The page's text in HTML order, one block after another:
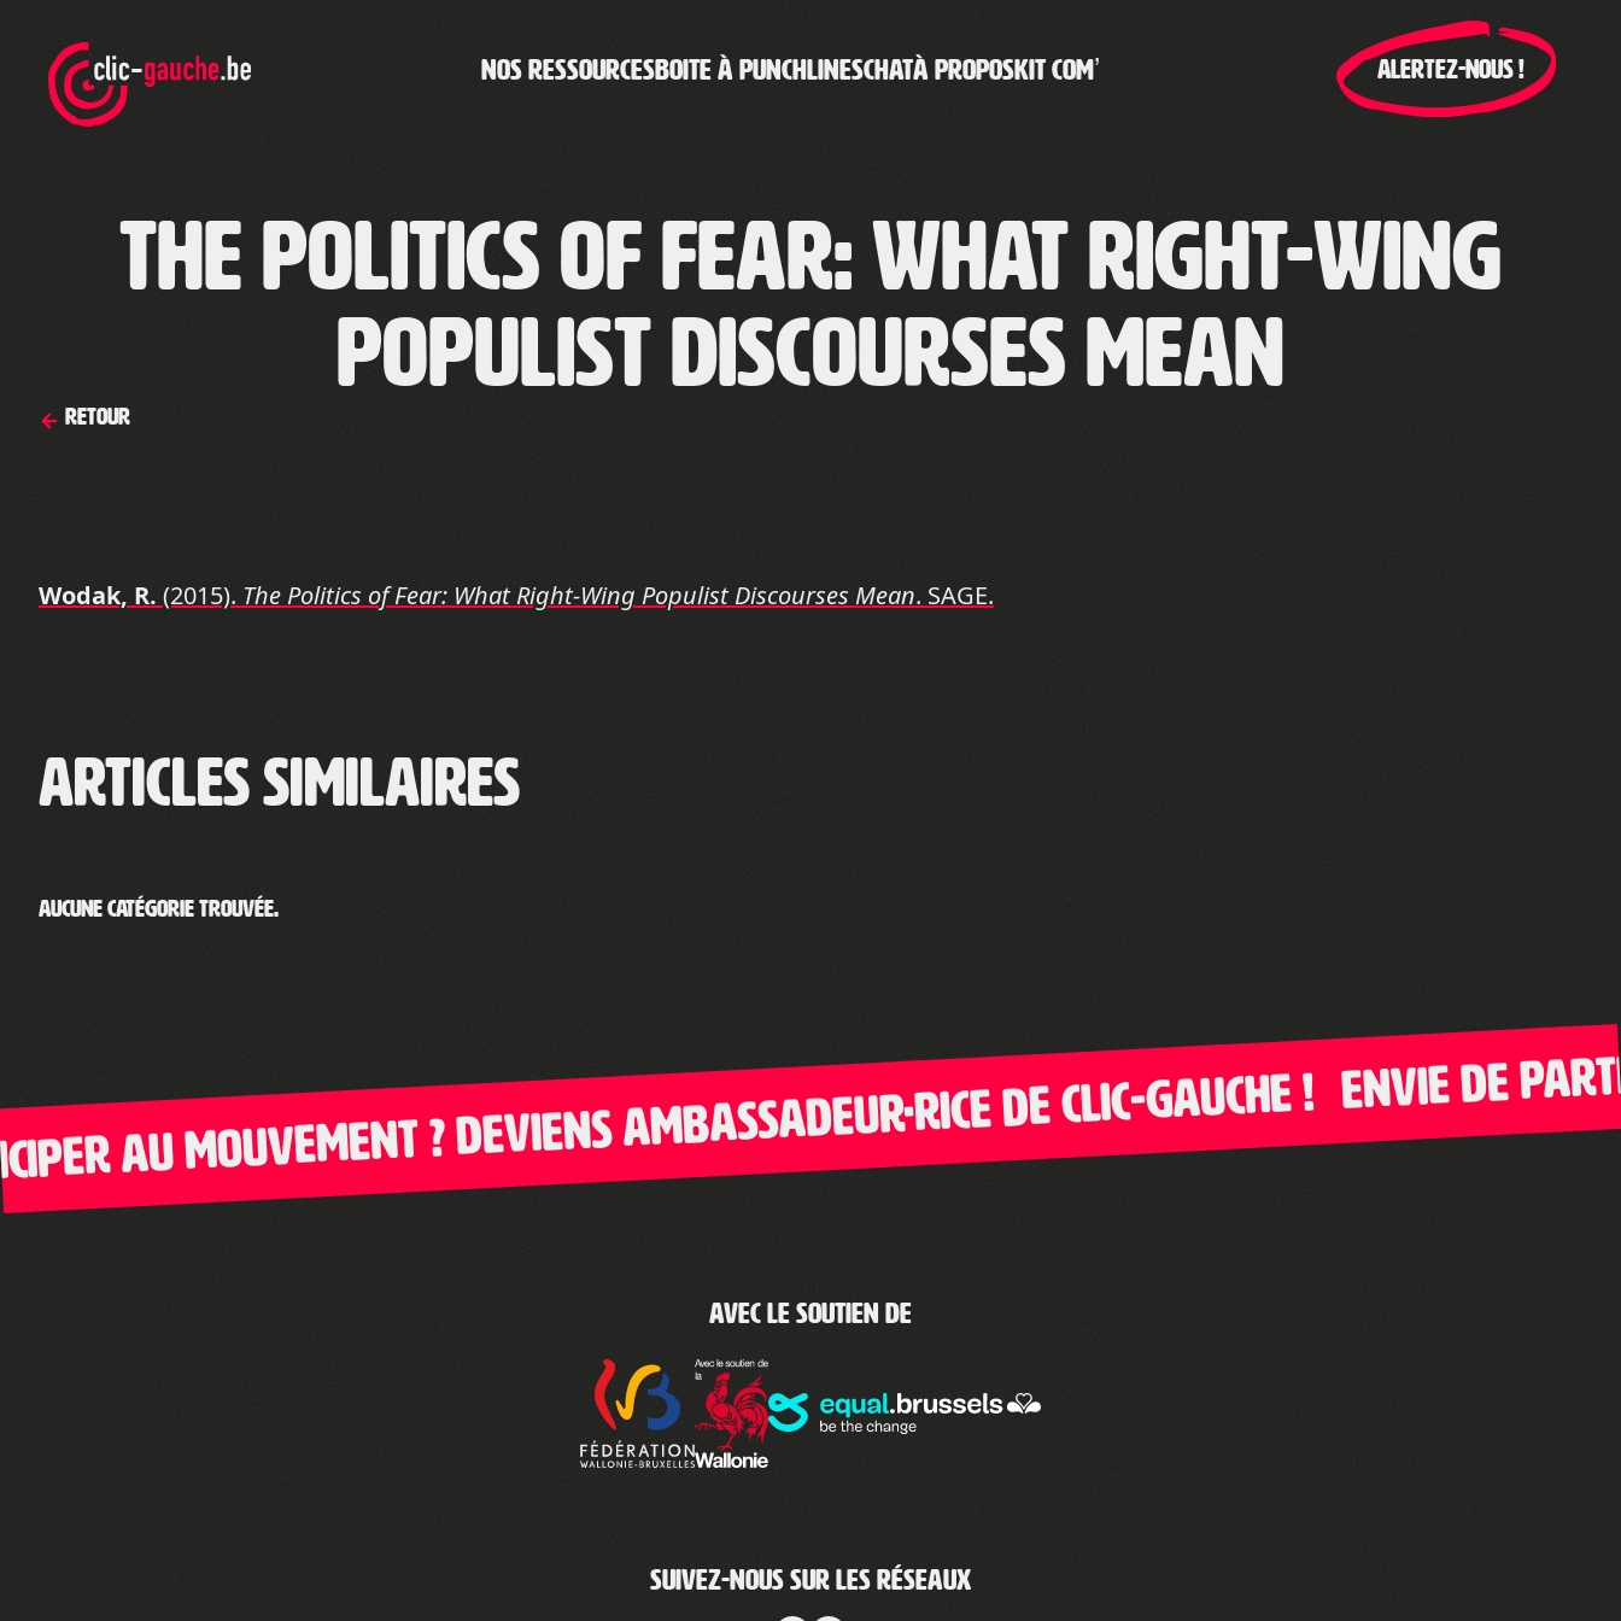
content
NOS RESSOURCESBOITE À PUNCHLINESCHATÀ PROPOSKIT COM’ ALERTEZ-NOUS !
The Politics of Fear: What Right-Wing
Populist Discourses Mean
Retour
Wodak, R. (2015). The Politics of Fear: What Right-Wing Populist Discourses Mean. SAGE.
Articles similaires
Aucune catégorie trouvée.
au mouvement ? Deviens ambassadeur·rice de Clic-Gauche !
Envie de
Avec le soutien de
Suivez-nous sur les réseaux